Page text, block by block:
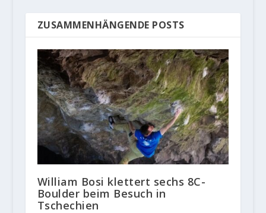
ZUSAMMENHÄNGENDE POSTS
William Bosi klettert sechs 8C-
Boulder beim Besuch in
Tschechien